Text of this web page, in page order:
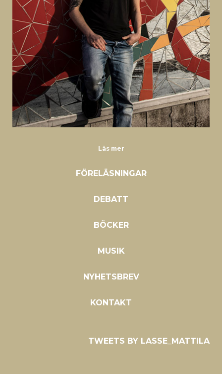
Läs mer
FÖRELÄSNINGAR
DEBATT
BÖCKER
MUSIK
NYHETSBREV
KONTAKT
TWEETS BY LASSE_MATTILA